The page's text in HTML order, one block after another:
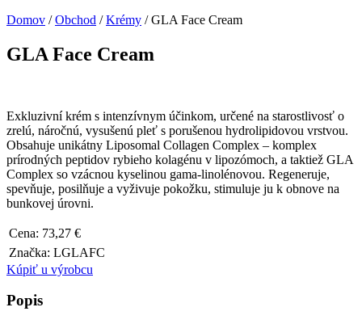
Domov /Obchod /Krémy / GLA Face Cream
GLA Face Cream
Exkluzivní krém s intenzívnym účinkom, určené na starostlivosť o
zrelú, náročnú, vysušenú pleť s porušenou hydrolipidovou vrstvou.
Obsahuje unikátny Liposomal Collagen Complex – komplex
prírodných peptidov rybieho kolagénu v lipozómoch, a taktiež GLA
Complex so vzácnou kyselinou gama-linolénovou. Regeneruje,
spevňuje, posilňuje a vyživuje pokožku, stimuluje ju k obnove na
bunkovej úrovni.
Cena: 73,27 €
Značka: LGLAFC
Kúpiť u výrobcu
Popis